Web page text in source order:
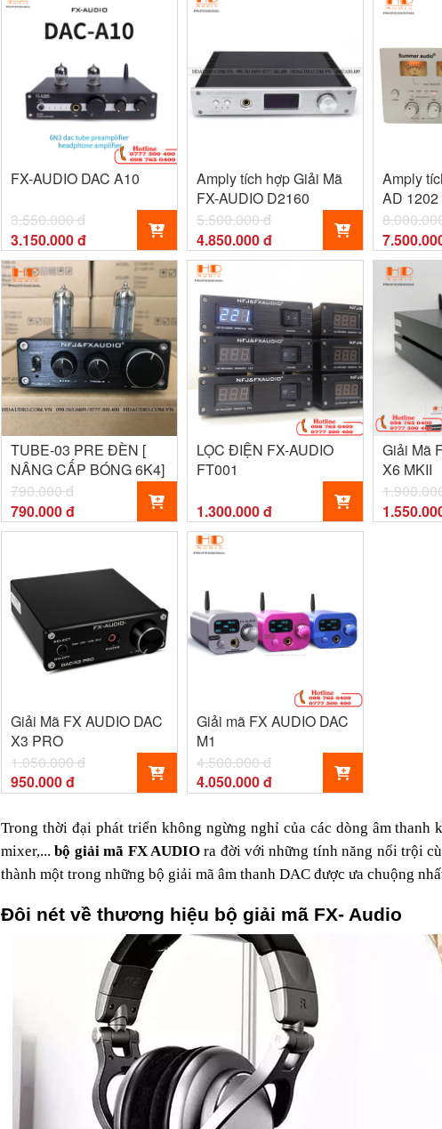
FX-AUDIO DAC A10
3.550.000 đ
3.150.000 đ
Amply tích hợp Giải Mã
FX-AUDIO D2160
5.500.000 đ
4.850.000 đ
Amply
AD
TUBE-03 PRE ĐÈN [
NÂNG CẤP BÓNG 6K4]
790.000 đ
790.000 đ
LỌC ĐIỆN FX-AUDIO
FT001
1.300.000 đ
Giải Mã
X6 MKII
Giải Mã FX AUDIO DAC
X3 PRO
1.050.000 đ
950.000 đ
Giải mã FX AUDIO DAC
M1
4.500.000 đ
4.050.000 đ
Trong thời đại phát triển không ngừng nghỉ của các dòng âm thanh
mixer,...bộ giải mã FX AUDIOra đời với những tính năng nổi trội
thành một trong những bộ giải mã âm thanh DAC được ưa chuộng
Đôi nét về thương hiệu bộ giải mã FX- Audio